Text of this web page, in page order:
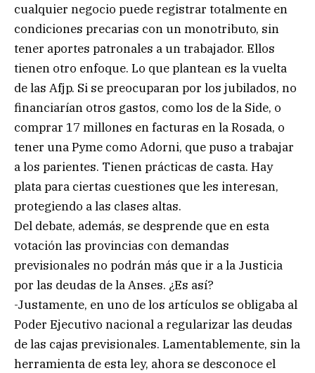
cualquier negocio puede registrar totalmente en
condiciones precarias con un monotributo, sin
tener aportes patronales a un trabajador. Ellos
tienen otro enfoque. Lo que plantean es la vuelta
de las Afjp. Si se preocuparan por los jubilados, no
financiarían otros gastos, como los de la Side, o
comprar 17 millones en facturas en la Rosada, o
tener una Pyme como Adorni, que puso a trabajar
a los parientes. Tienen prácticas de casta. Hay
plata para ciertas cuestiones que les interesan,
protegiendo a las clases altas.
Del debate, además, se desprende que en esta
votación las provincias con demandas
previsionales no podrán más que ir a la Justicia
por las deudas de la Anses. ¿Es así?
-Justamente, en uno de los artículos se obligaba al
Poder Ejecutivo nacional a regularizar las deudas
de las cajas previsionales. Lamentablemente, sin la
herramienta de esta ley, ahora se desconoce el